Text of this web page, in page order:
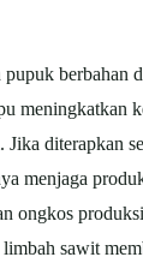
pupuk berbahan
meningkatkan
Jika diterapkan
menjaga
ongkos
sawit